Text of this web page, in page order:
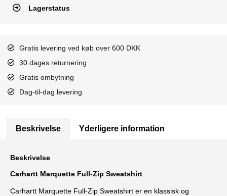
Lagerstatus
Gratis levering ved køb over 600 DKK
30 dages returnering
Gratis ombytning
Dag-til-dag levering
Beskrivelse Yderligere information
Beskrivelse
Carhartt Marquette Full-Zip Sweatshirt
Carhartt Marquette Full-Zip Sweatshirt er en klassisk og